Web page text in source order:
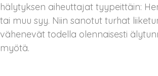
hälytyksen aiheuttajat tyypeittäin:
tai muu syy. Niin sanotut turhat
vähenevät todella olennaisesti
myötä.